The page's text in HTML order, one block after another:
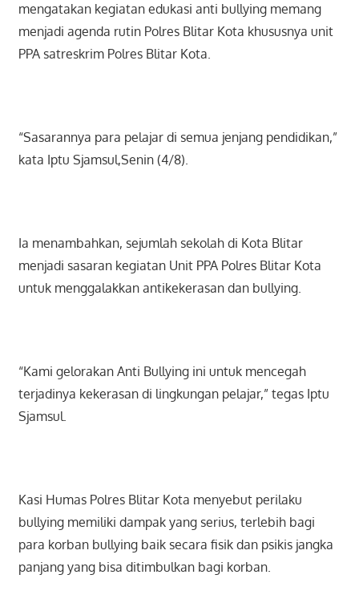
mengatakan kegiatan edukasi anti bullying memang
menjadi agenda rutin Polres Blitar Kota khususnya unit
PPA satreskrim Polres Blitar Kota.
“Sasarannya para pelajar di semua jenjang pendidikan,”
kata Iptu Sjamsul,Senin (4/8).
Ia menambahkan, sejumlah sekolah di Kota Blitar
menjadi sasaran kegiatan Unit PPA Polres Blitar Kota
untuk menggalakkan antikekerasan dan bullying.
“Kami gelorakan Anti Bullying ini untuk mencegah
terjadinya kekerasan di lingkungan pelajar,” tegas Iptu
Sjamsul.
Kasi Humas Polres Blitar Kota menyebut perilaku
bullying memiliki dampak yang serius, terlebih bagi
para korban bullying baik secara fisik dan psikis jangka
panjang yang bisa ditimbulkan bagi korban.